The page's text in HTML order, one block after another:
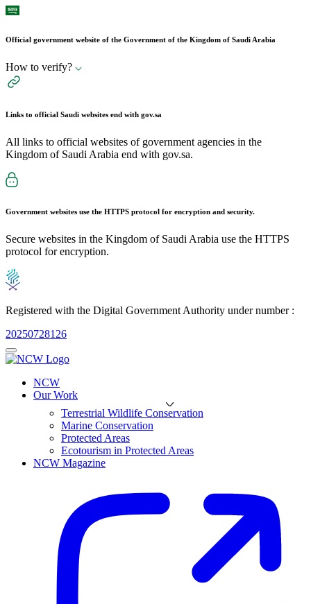
Official government website of the Government of the Kingdom of Saudi Arabia
How to verify?
Links to official Saudi websites end with gov.sa
All links to official websites of government agencies in the
Kingdom of Saudi Arabia end with gov.sa.
Government websites use the HTTPS protocol for encryption and security.
Secure websites in the Kingdom of Saudi Arabia use the HTTPS
protocol for encryption.
Registered with the Digital Government Authority under number :
20250728126
NCW
Our Work
Terrestrial Wildlife Conservation
Marine Conservation
Protected Areas
Ecotourism in Protected Areas
NCW Magazine